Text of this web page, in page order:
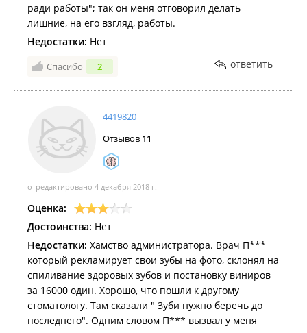
ради работы"; так он меня отговорил делать
лишние, на его взгляд, работы.
Недостатки: Нет
Спасибо 2 ответить
4419820
Отзывов 11
отредактировано 4 декабря 2018 г.
Оценка:
Достоинства: Нет
Недостатки: Хамство администратора. Врач П***
который рекламирует свои зубы на фото, склонял на
спиливание здоровых зубов и постановку виниров
за 16000 один. Хорошо, что пошли к другому
стоматологу. Там сказали " Зуби нужно беречь до
последнего". Одним словом П*** вызвал у меня